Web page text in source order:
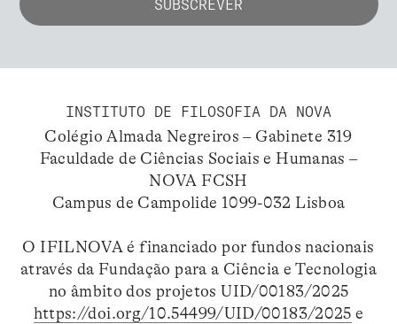
INSTITUTO DE FILOSOFIA DA NOVA
Colégio Almada Negreiros – Gabinete 319
Faculdade de Ciências Sociais e Humanas –
NOVA FCSH
Campus de Campolide 1099-032 Lisboa
O IFILNOVA é financiado por fundos nacionais
através da Fundação para a Ciência e Tecnologia
no âmbito dos projetos UID/00183/2025
https://doi.org/10.54499/UID/00183/2025 e